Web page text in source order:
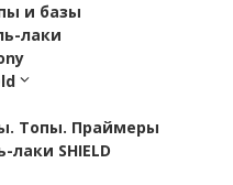
и базы
лаки
Топы. Праймеры
лаки SHIELD